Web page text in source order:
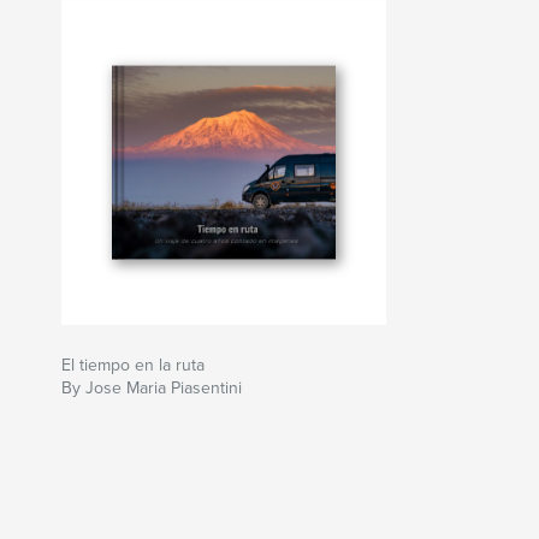
El tiempo en la ruta
By Jose Maria Piasentini